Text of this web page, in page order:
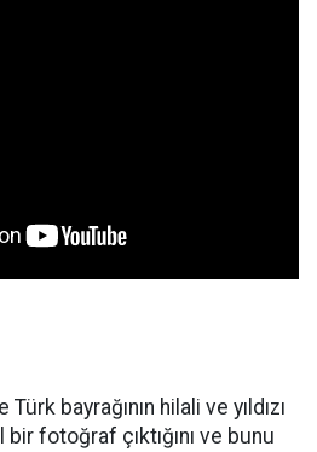
bayrağının hilali ve yıldızı
fotoğraf çıktığını ve bunu